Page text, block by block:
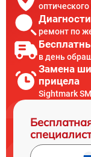
ремонт по
в день
Замена
прицела
Sightmark